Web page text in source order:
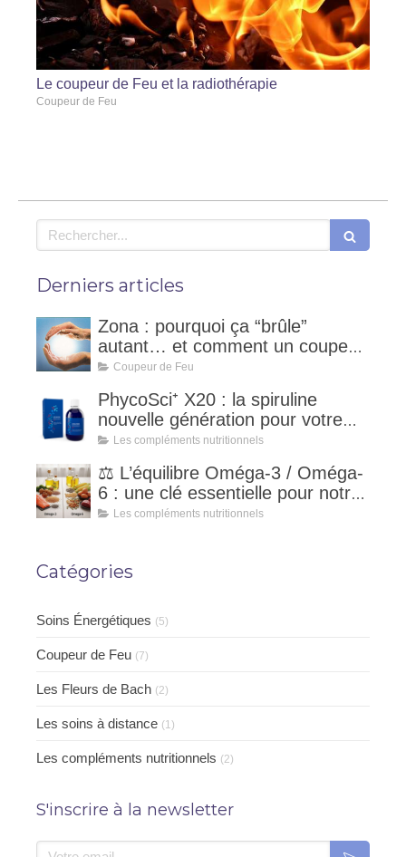
Le coupeur de Feu et la radiothérapie
Coupeur de Feu
Rechercher
Derniers articles
Zona : pourquoi ça “brûle”
autant… et comment un coupeur
de feu peut accompagner ?
Coupeur de Feu
PhycoSci⁺ X20 : la spiruline
nouvelle génération pour votre
vitalité naturelle
Les compléments nutritionnels
⚖️ L’équilibre Oméga-3 / Oméga-
6 : une clé essentielle pour notre
santé
Les compléments nutritionnels
Catégories
Soins Énergétiques (5)
Coupeur de Feu (7)
Les Fleurs de Bach (2)
Les soins à distance (1)
Les compléments nutritionnels (2)
S'inscrire à la newsletter